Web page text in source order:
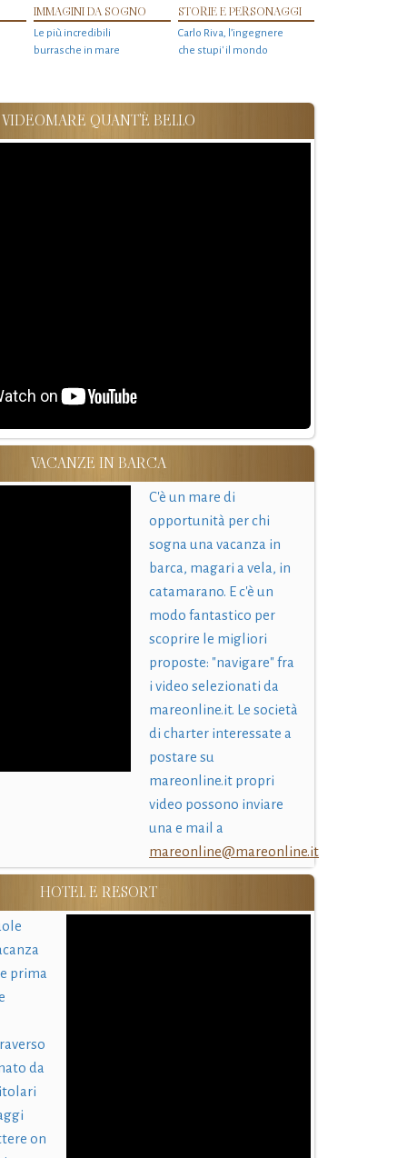
IMMAGINI DA SOGNO
Le più incredibili
burrasche in mare
STORIE E PERSONAGGI
Carlo Riva, l’ingegnere
che stupi' il mondo
VIDEOMARE QUANT'È BELLO
VACANZE IN BARCA
C'è un mare di
opportunità per chi
sogna una vacanza in
barca, magari a vela, in
catamarano. E c'è un
modo fantastico per
scoprire le migliori
proposte: "navigare" fra
i video selezionati da
mareonline.it. Le società
di charter interessate a
postare su
mareonline.it propri
video possono inviare
una e mail a
mareonline@mareonline.it
HOTEL E RESORT
prima
da
on